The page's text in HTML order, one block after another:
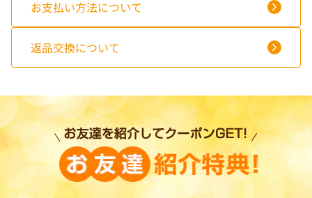
お支払い方法について
返品交換について